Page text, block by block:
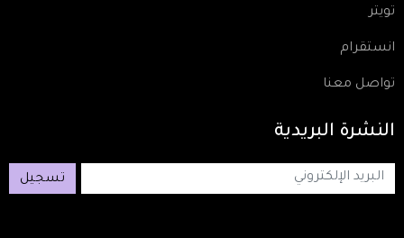
تويتر
انستقرام
تواصل معنا
النشرة البريدية
تسجيل